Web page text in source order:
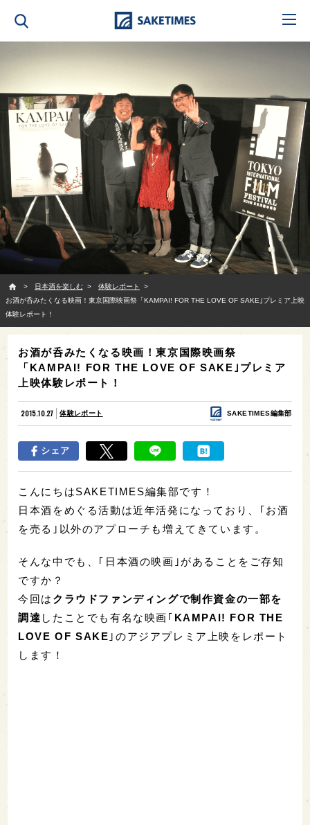
日本酒を楽しむ
体験レポート
お酒が呑みたくなる映画！東京国際映画祭「KAMPAI! FOR THE LOVE OF SAKE｣プレミア上映
体験レポート！
お酒が呑みたくなる映画！東京国際映画祭
「KAMPAI! FOR THE LOVE OF SAKE｣プレミア
上映体験レポート！
2015.10.27 体験レポート SAKETIMES編集部
シェア
こんにちはSAKETIMES編集部です！
日本酒をめぐる活動は近年活発になっており、｢お酒
を売る｣以外のアプローチも増えてきています。
そんな中でも、｢日本酒の映画｣があることをご存知
ですか？
今回は クラウドファンディングで制作資金の一部を
調達 したことでも有名な映画｢ KAMPAI! FOR THE
LOVE OF SAKE ｣のアジアプレミア上映をレポート
します！